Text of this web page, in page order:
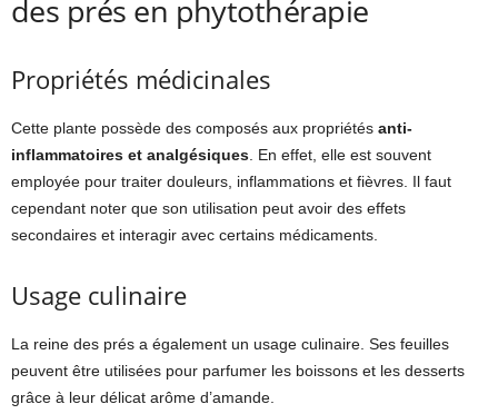
des prés en phytothérapie
Propriétés médicinales
Cette plante possède des composés aux propriétés anti-
inflammatoires et analgésiques . En effet, elle est souvent
employée pour traiter douleurs, inflammations et fièvres. Il faut
cependant noter que son utilisation peut avoir des effets
secondaires et interagir avec certains médicaments.
Usage culinaire
La reine des prés a également un usage culinaire. Ses feuilles
peuvent être utilisées pour parfumer les boissons et les desserts
grâce à leur délicat arôme d’amande.